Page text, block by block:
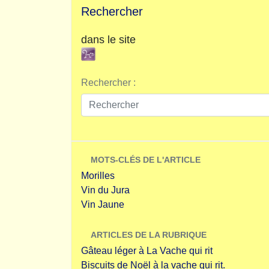
Rechercher
dans le site
Rechercher :
MOTS-CLÉS DE L'ARTICLE
Morilles
Vin du Jura
Vin Jaune
ARTICLES DE LA RUBRIQUE
Gâteau léger à La Vache qui rit
Biscuits de Noël à la vache qui rit.